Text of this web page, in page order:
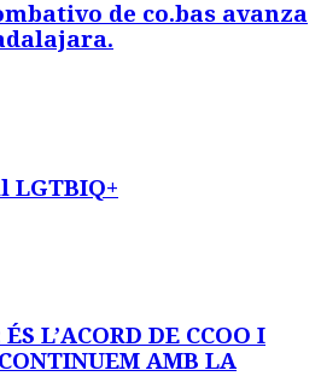
de co.bas avanza
LGTBIQ+
L’ACORD DE CCOO I
AMB LA